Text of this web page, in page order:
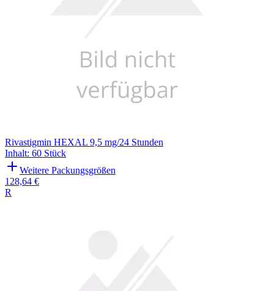
Rivastigmin HEXAL 9,5 mg/24 Stunden
Inhalt: 60 Stück
Weitere Packungsgrößen
128,64 €
R